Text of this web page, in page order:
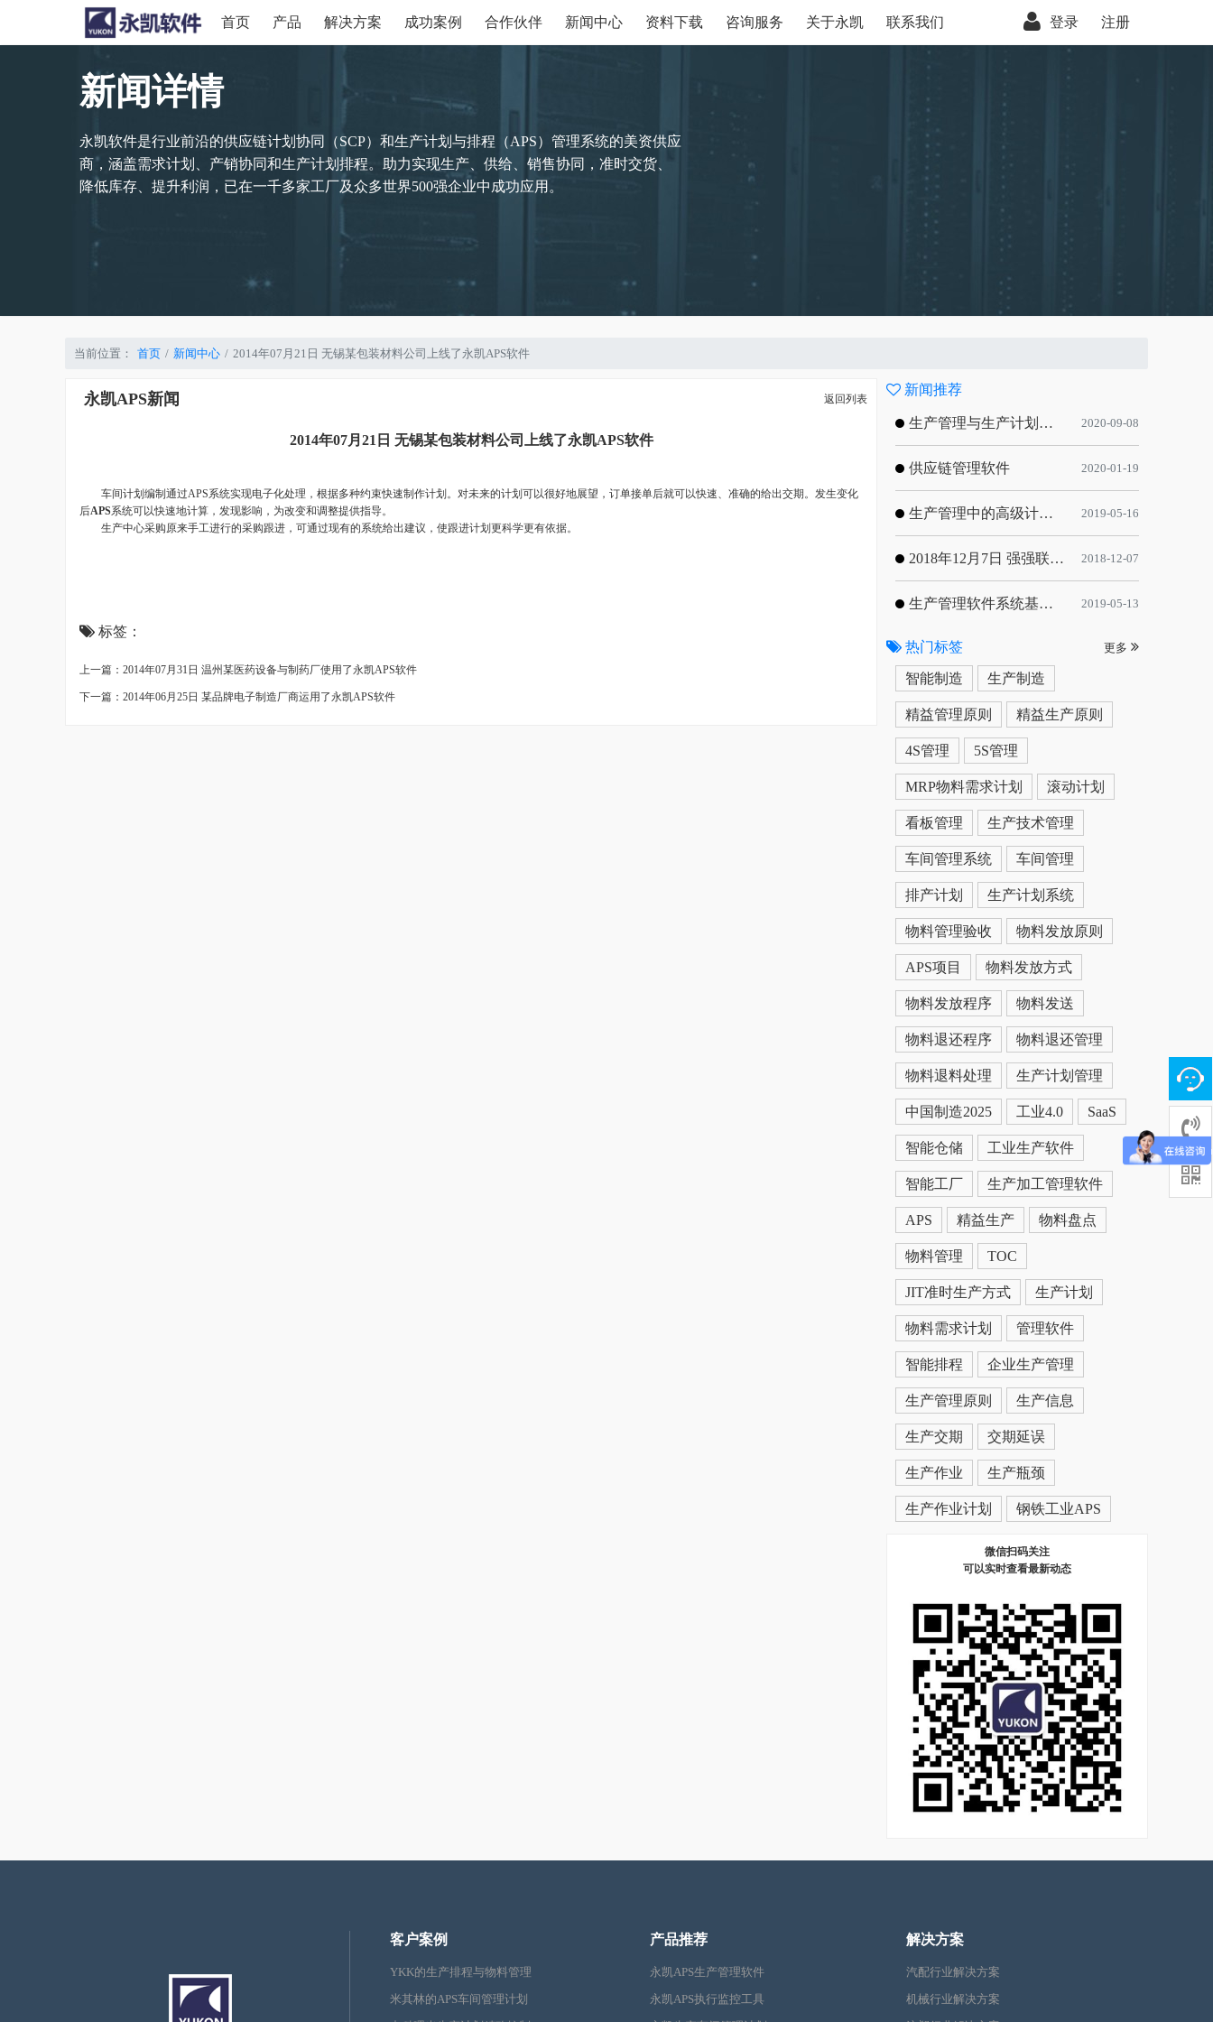
首页 产品 解决方案 成功案例 合作伙伴 新闻中心 资料下载 咨询服务 关于永凯 联系我们 登录 注册
新闻详情
永凯软件是行业前沿的供应链计划协同（SCP）和生产计划与排程（APS）管理系统的美资供应
商，涵盖需求计划、产销协同和生产计划排程。助力实现生产、供给、销售协同，准时交货、
降低库存、提升利润，已在一千多家工厂及众多世界500强企业中成功应用。
当前位置： 首页 新闻中心 2014年07月21日 无锡某包装材料公司上线了永凯APS软件
永凯APS新闻 返回列表
2014年07月21日 无锡某包装材料公司上线了永凯APS软件
车间计划编制通过APS系统实现电子化处理，根据多种约束快速制作计划。对未来的计划可以很好地展望，订单接单后就可以快速、准确的给出交期。发生变化
后APS系统可以快速地计算，发现影响，为改变和调整提供指导。
生产中心采购原来手工进行的采购跟进，可通过现有的系统给出建议，使跟进计划更科学更有依据。
标签：
上一篇：2014年07月31日 温州某医药设备与制药厂使用了永凯APS软件
下一篇：2014年06月25日 某品牌电子制造厂商运用了永凯APS软件
新闻推荐
生产管理与生产计划的目标 2020-09-08
供应链管理软件 2020-01-19
生产管理中的高级计划与排程优化 2019-05-16
2018年12月7日 强强联手，共同推进电子器件领域APS应用典范 风华高科生产自动化工业互联网应用项目-APS项目启动会 2018-12-07
生产管理软件系统基于信息化的解决方案 2019-05-13
热门标签 更多
智能制造 生产制造
精益管理原则 精益生产原则
4S管理 5S管理
MRP物料需求计划 滚动计划
看板管理 生产技术管理
车间管理系统 车间管理
排产计划 生产计划系统
物料管理验收 物料发放原则
APS项目 物料发放方式
物料发放程序 物料发送
物料退还程序 物料退还管理
物料退料处理 生产计划管理
中国制造2025 工业4.0 SaaS
智能仓储 工业生产软件
智能工厂 生产加工管理软件
APS 精益生产 物料盘点
物料管理 TOC
JIT准时生产方式 生产计划
物料需求计划 管理软件
智能排程 企业生产管理
生产管理原则 生产信息
生产交期 交期延误
生产作业 生产瓶颈
生产作业计划 钢铁工业APS
微信扫码关注
可以实时查看最新动态
客户案例
YKK的生产排程与物料管理
米其林的APS车间管理计划
产品推荐
永凯APS生产管理软件
永凯APS执行监控工具
解决方案
汽配行业解决方案
机械行业解决方案